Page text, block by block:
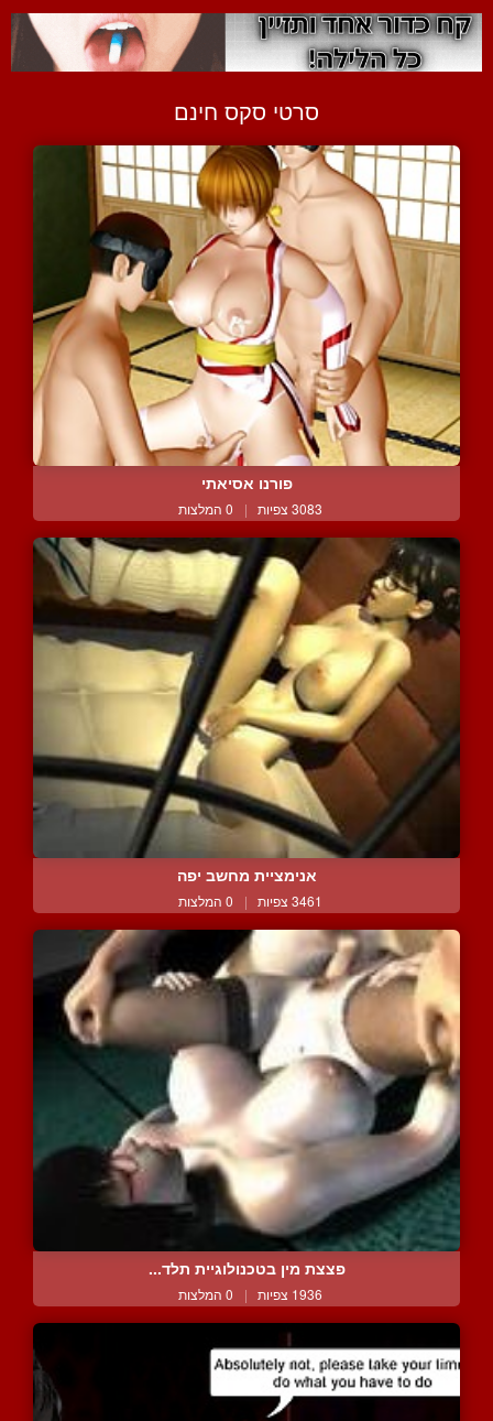
סרטי סקס חינם
פורנו אסיאתי
3083 צפיות | 0 המלצות
אנימציית מחשב יפה
3461 צפיות | 0 המלצות
פצצת מין בטכנולוגיית תלד...
1936 צפיות | 0 המלצות